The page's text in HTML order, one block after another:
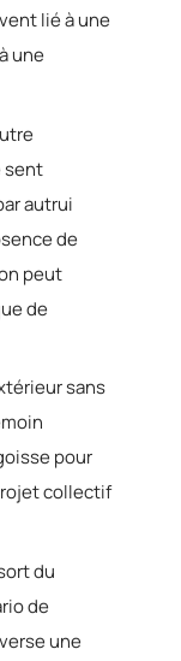
lié à une
une
sent
autrui
de
peut
de
sans
pour
collectif
du
de
une